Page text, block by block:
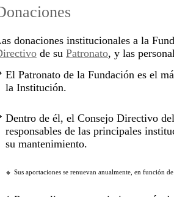
donaciones institucionales a la
de su Patronato, y las
El Patronato de la Fundación es el
la Institución.
Dentro de él, el Consejo Directivo
responsables de las principales
su mantenimiento.
Sus aportaciones se renuevan anualmente, en función